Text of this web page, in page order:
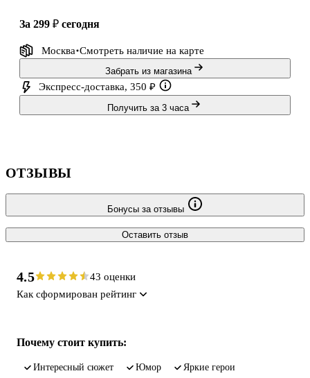
за 299 ₽ сегодня
Москва Смотреть наличие на карте
Забрать из магазина
Экспресс-доставка, 350 ₽
Получить за 3 часа
ОТЗЫВЫ
Бонусы за отзывы
Оставить отзыв
4.5
43 оценки
Как сформирован рейтинг
Почему стоит купить:
интересный сюжет юмор
яркие герои